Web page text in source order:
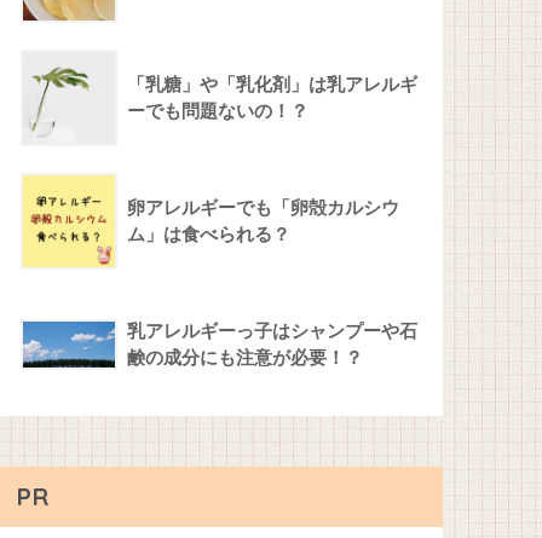
「乳糖」や「乳化剤」は乳アレルギ
ーでも問題ないの！？
卵アレルギーでも「卵殻カルシウ
ム」は食べられる？
乳アレルギーっ子はシャンプーや石
鹸の成分にも注意が必要！？
PR